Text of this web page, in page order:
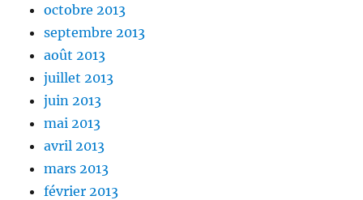
octobre 2013
septembre 2013
août 2013
juillet 2013
juin 2013
mai 2013
avril 2013
mars 2013
février 2013